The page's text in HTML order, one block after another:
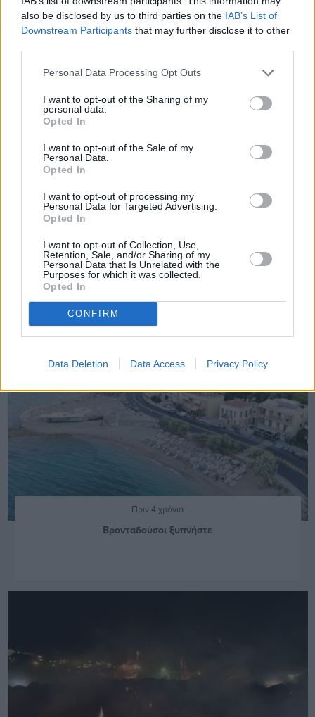
also be disclosed by us to third parties on the IAB’s List of
Downstream Participants that may further disclose it to other
Personal Data Processing Opt Outs
I want to opt-out of the Sharing of my
personal data.
Opted In
I want to opt-out of the Sale of my
Personal Data.
Opted In
I want to opt-out of processing my
Personal Data for Targeted Advertising.
Opted In
I want to opt-out of Collection, Use,
Retention, Sale, and/or Sharing of my
Personal Data that Is Unrelated with the
Purposes for which it was collected.
Opted In
CONFIRM
Data Deletion Data Access Privacy Policy
Πριν 2 χρόνια
Πριν 4 χρόνια
Βρονταδούσοι ξυπνήστε